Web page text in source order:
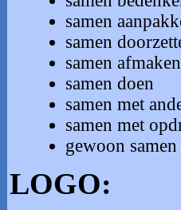
samen
samen
samen afmaken
samen doen
samen met
samen met
gewoon
LOGO: